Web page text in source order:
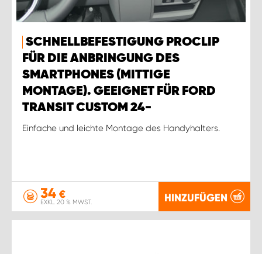
SCHNELLBEFESTIGUNG PROCLIP
FÜR DIE ANBRINGUNG DES
SMARTPHONES (MITTIGE
MONTAGE). GEEIGNET FÜR FORD
TRANSIT CUSTOM 24-
Einfache und leichte Montage des Handyhalters.
34 €
EXKL. 20 % MWST. HINZUFÜGEN